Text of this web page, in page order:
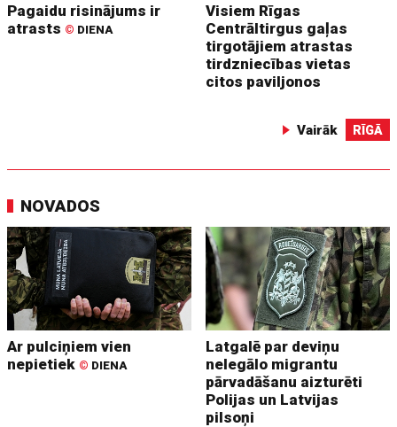
Pagaidu risinājums ir
atrasts © DIENA
Visiem Rīgas
Centrāltirgus gaļas
tirgotājiem atrastas
tirdzniecības vietas
citos paviljonos
Vairāk RĪGĀ
NOVADOS
Ar pulciņiem vien
nepietiek © DIENA
Latgalē par deviņu
nelegālo migrantu
pārvadāšanu aizturēti
Polijas un Latvijas
pilsoņi